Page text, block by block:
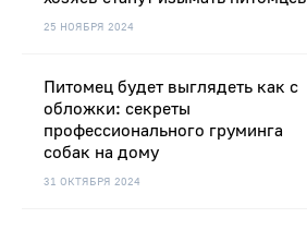
25 НОЯБРЯ 2024
31 ОКТЯБРЯ 2024
Питомец будет выглядеть как с
обложки: секреты
профессионального груминга
собак на дому